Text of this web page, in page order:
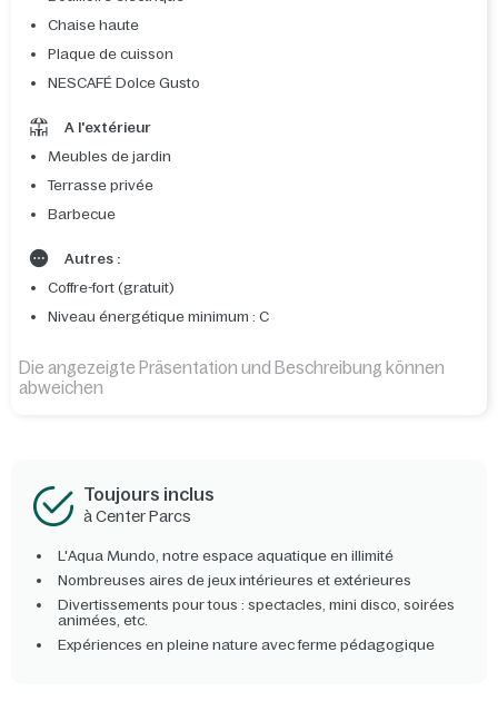
Chaise haute
Plaque de cuisson
NESCAFÉ Dolce Gusto
A l'extérieur
Meubles de jardin
Terrasse privée
Barbecue
Autres :
Coffre-fort (gratuit)
Niveau énergétique minimum : C
Die angezeigte Präsentation und Beschreibung können
abweichen
Toujours inclus
à Center Parcs
L'Aqua Mundo, notre espace aquatique en illimité
Nombreuses aires de jeux intérieures et extérieures
Divertissements pour tous : spectacles, mini disco, soirées
animées, etc.
Expériences en pleine nature avec ferme pédagogique